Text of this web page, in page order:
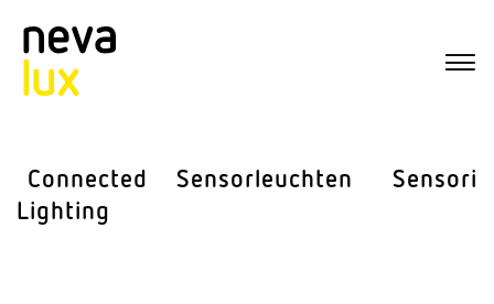
Connected
Lighting
Sensor­leuchten Sensorik